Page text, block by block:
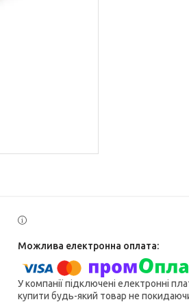
У компанії підключені електронні
купити будь-який товар не